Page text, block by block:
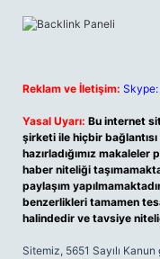
Reklam ve İletişim:
Yasal Uyarı: Bu internet
şirketi ile hiçbir
hazırladığımız
haber niteliği
paylaşım
benzerlikleri tamamen
halindedir ve tavsiye
Sitemiz, 5651 Sayılı